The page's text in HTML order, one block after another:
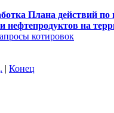
Плана действий
на
котировок
| Конец